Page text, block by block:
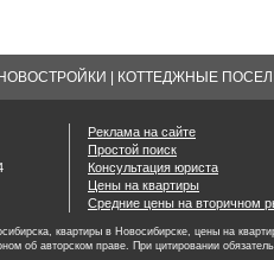
НОВОСТРОЙКИ КОТТЕДЖНЫЕ
Реклама на сайте
Простой поиск
Консультация юриста
Цены на квартиры
Средние цены на вторичном
квартиры в Новосибирске, цены на
об авторском праве. При цитировании